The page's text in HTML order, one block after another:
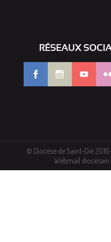
RÉSEAUX
© Diocèse de Saint-Dié
Webmail diocésain